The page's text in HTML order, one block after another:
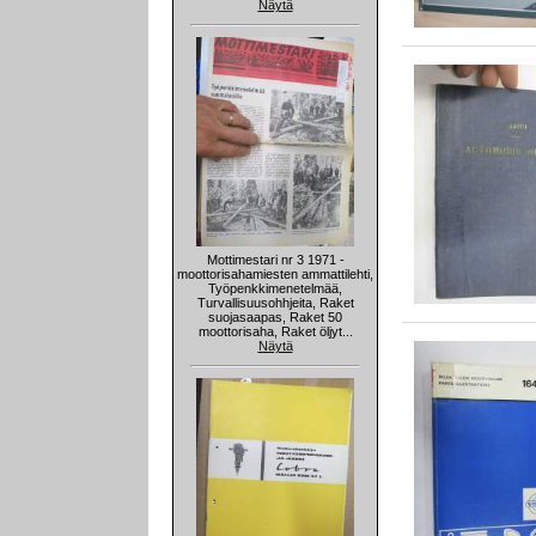
Näytä
Mottimestari nr 3 1971 -
moottorisahamiesten ammattilehti,
Työpenkkimenetelmää,
Turvallisuusohhjeita, Raket
suojasaapas, Raket 50
moottorisaha, Raket öljyt...
Näytä